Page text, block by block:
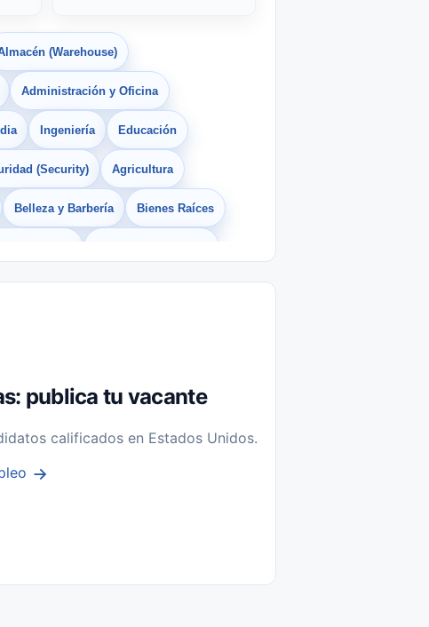
(Warehouse)
Administración y Oficina
Ingeniería Educación
(Security) Agricultura
Belleza y Barbería Bienes Raíces
Sin Experiencia
publica tu vacante
calificados en Estados Unidos.